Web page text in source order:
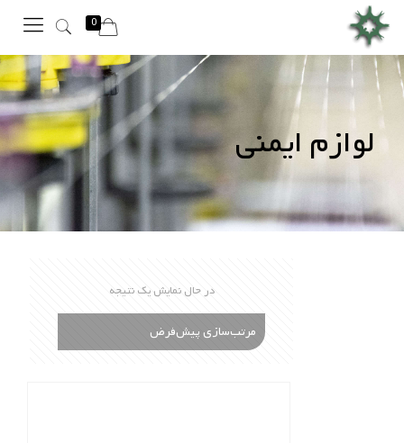
0
لوازم ایمنی
در حال نمایش یک نتیجه